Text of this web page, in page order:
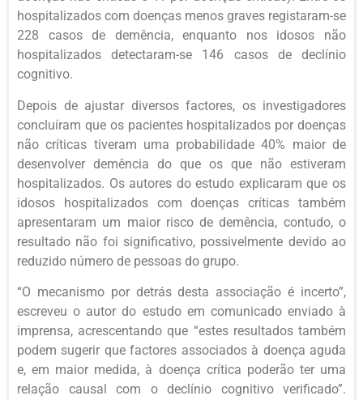
hospitalizados com doenças menos graves registaram-se
228 casos de demência, enquanto nos idosos não
hospitalizados detectaram-se 146 casos de declínio
cognitivo.
Depois de ajustar diversos factores, os investigadores
concluíram que os pacientes hospitalizados por doenças
não críticas tiveram uma probabilidade 40% maior de
desenvolver demência do que os que não estiveram
hospitalizados. Os autores do estudo explicaram que os
idosos hospitalizados com doenças críticas também
apresentaram um maior risco de demência, contudo, o
resultado não foi significativo, possivelmente devido ao
reduzido número de pessoas do grupo.
“O mecanismo por detrás desta associação é incerto”,
escreveu o autor do estudo em comunicado enviado à
imprensa, acrescentando que “estes resultados também
podem sugerir que factores associados à doença aguda
e, em maior medida, à doença crítica poderão ter uma
relação causal com o declínio cognitivo verificado”.